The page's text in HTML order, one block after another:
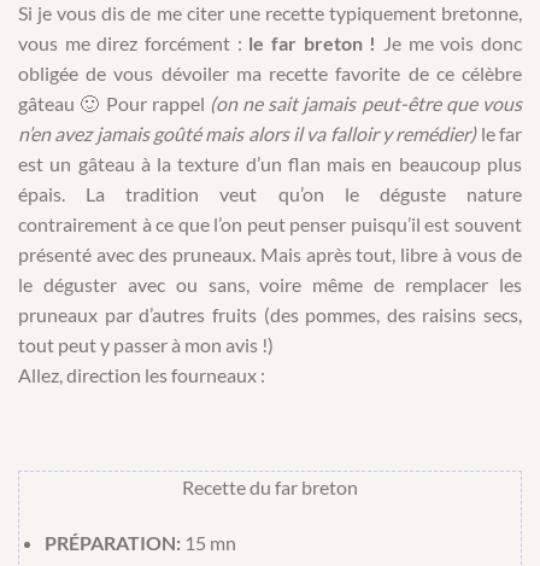
Si je vous dis de me citer une recette typiquement bretonne,
vous me direz forcément : le far breton ! Je me vois donc
obligée de vous dévoiler ma recette favorite de ce célèbre
gâteau 🙂 Pour rappel (on ne sait jamais peut-être que vous
n’en avez jamais goûté mais alors il va falloir y remédier)le far
est un gâteau à la texture d’un flan mais en beaucoup plus
épais. La tradition veut qu’on le déguste nature
contrairement à ce que l’on peut penser puisqu’il est souvent
présenté avec des pruneaux. Mais après tout, libre à vous de
le déguster avec ou sans, voire même de remplacer les
pruneaux par d’autres fruits (des pommes, des raisins secs,
tout peut y passer à mon avis !)
Allez, direction les fourneaux :
Recette du far breton
PRÉPARATION: 15 mn